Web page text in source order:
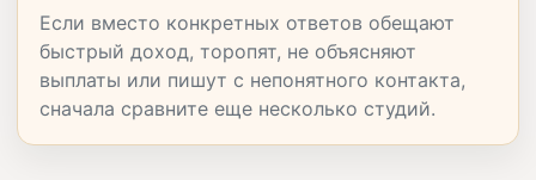
Если вместо конкретных ответов обещают
быстрый доход, торопят, не объясняют
выплаты или пишут с непонятного контакта,
сначала сравните еще несколько студий.